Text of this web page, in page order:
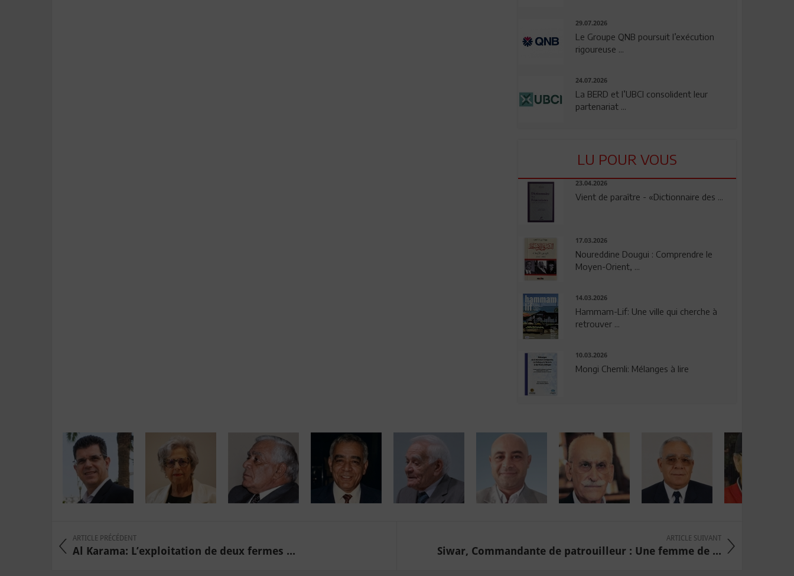
29.07.2026
Le Groupe QNB poursuit l’exécution
rigoureuse ...
24.07.2026
La BERD et l’UBCI consolident leur
partenariat ...
LU POUR VOUS
23.04.2026
Vient de paraître - «Dictionnaire des ...
17.03.2026
Noureddine Dougui : Comprendre le
Moyen-Orient, ...
14.03.2026
Hammam-Lif: Une ville qui cherche à
retrouver ...
10.03.2026
Mongi Chemli: Mélanges à lire
ARTICLE PRÉCÉDENT
Al Karama: L’exploitation de deux fermes ...
ARTICLE SUIVANT
Siwar, Commandante de patrouilleur : Une femme de ...